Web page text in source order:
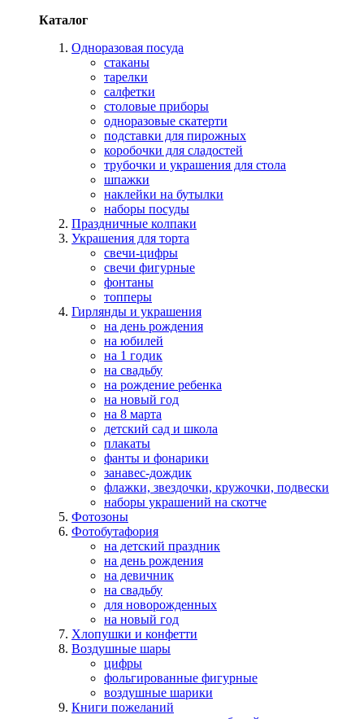
Каталог
Одноразовая посуда
стаканы
тарелки
салфетки
столовые приборы
одноразовые скатерти
подставки для пирожных
коробочки для сладостей
трубочки и украшения для стола
шпажки
наклейки на бутылки
наборы посуды
Праздничные колпаки
Украшения для торта
свечи-цифры
свечи фигурные
фонтаны
топперы
Гирлянды и украшения
на день рождения
на юбилей
на 1 годик
на свадьбу
на рождение ребенка
на новый год
на 8 марта
детский сад и школа
плакаты
фанты и фонарики
занавес-дождик
флажки, звездочки, кружочки, подвески
наборы украшений на скотче
Фотозоны
Фотобутафория
на детский праздник
на день рождения
на девичник
на свадьбу
для новорожденных
на новый год
Хлопушки и конфетти
Воздушные шары
цифры
фольгированные фигурные
воздушные шарики
Книги пожеланий